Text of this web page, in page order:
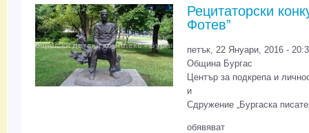
Рецитаторски
Фотев”
петък, 22 Януари, 2016 -
Община Бургас
Център за подкрепа и
и
Сдружение „Бургаска
обявяват